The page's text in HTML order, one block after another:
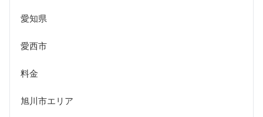
愛知県
愛西市
料金
旭川市エリア